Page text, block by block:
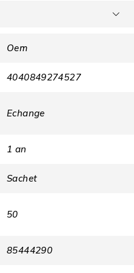
Oem
4040849274527
Echange
1 an
Sachet
50
85444290